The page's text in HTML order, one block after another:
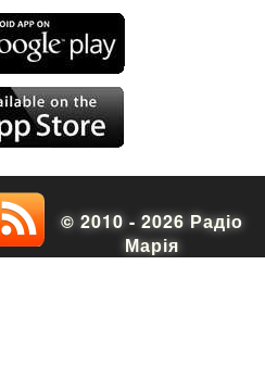
© 2010 - 2026 Радіо
Марія